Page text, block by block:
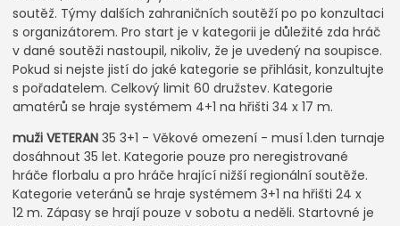
soutěž. Týmy dalších zahraničních soutěží po po konzultaci
s organizátorem. Pro start je v kategorii je důležité zda hráč
v dané soutěži nastoupil, nikoliv, že je uvedený na soupisce.
Pokud si nejste jistí do jaké kategorie se přihlásit, konzultujte
s pořadatelem. Celkový limit 60 družstev. Kategorie
amatérů se hraje systémem 4+1 na hřišti 34 x 17 m.
muži VETERAN 35 3+1 - Věkové omezení - musí 1.den turnaje
dosáhnout 35 let. Kategorie pouze pro neregistrované
hráče florbalu a pro hráče hrající nižší regionální soutěže.
Kategorie veteránů se hraje systémem 3+1 na hřišti 24 x
12 m. Zápasy se hrají pouze v sobotu a neděli. Startovné je